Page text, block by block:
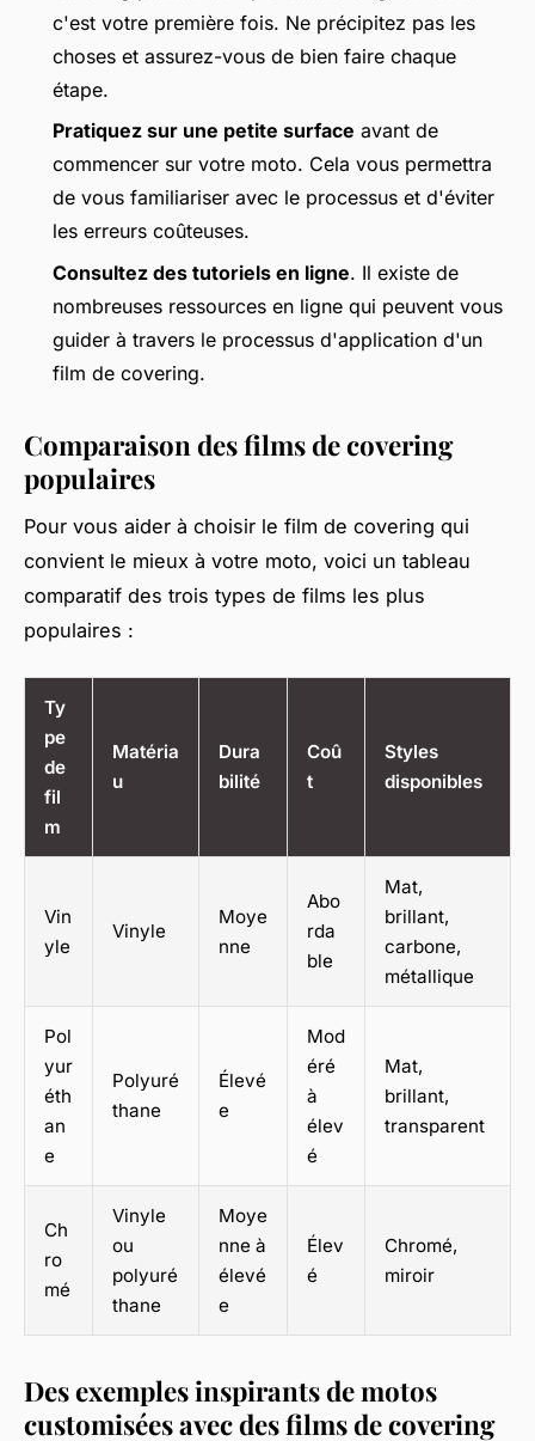
c'est votre première fois. Ne précipitez pas les
choses et assurez-vous de bien faire chaque
étape.
Pratiquez sur une petite surface avant de
commencer sur votre moto. Cela vous permettra
de vous familiariser avec le processus et d'éviter
les erreurs coûteuses.
Consultez des tutoriels en ligne. Il existe de
nombreuses ressources en ligne qui peuvent vous
guider à travers le processus d'application d'un
film de covering.
Comparaison des films de covering
populaires
Pour vous aider à choisir le film de covering qui
convient le mieux à votre moto, voici un tableau
comparatif des trois types de films les plus
populaires :
Ty
pe
de
fil
m
Matéria
u
Dura
bilité
Coû
t
Styles
disponibles
Vin
yle
Vinyle
Moye
nne
Abo
rda
ble
Mat,
brillant,
carbone,
métallique
Pol
yur
éth
an
e
Polyuré
thane
Élevé
e
Mod
éré
à
élev
é
Mat,
brillant,
transparent
Ch
ro
mé
Vinyle
ou
polyuré
thane
Moye
nne à
élevé
e
Élev
é
Chromé,
miroir
Des exemples inspirants de motos
customisées avec des films de covering